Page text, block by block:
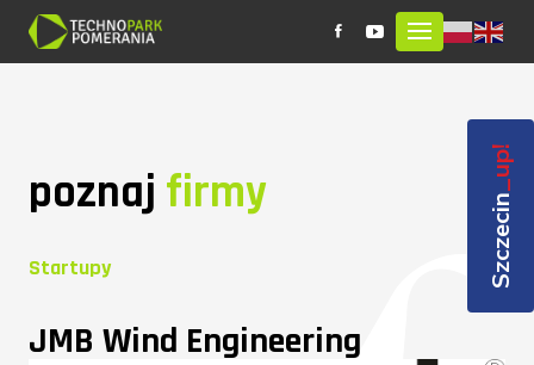
Szczecin
_up!
poznaj firmy
Startupy
JMB Wind Engineering